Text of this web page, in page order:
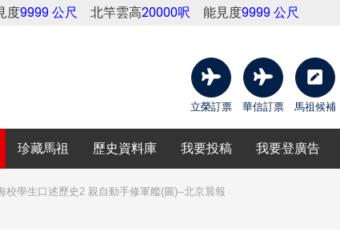
度9999 公尺 北竿雲高20000呎 能見度9999 公尺
立榮訂票 華信訂票 馬祖候補
珍藏馬祖 歷史資料庫 我要投稿 我要登廣告
校學生口述歷史2 親自動手修軍艦(圖)--北京晨報